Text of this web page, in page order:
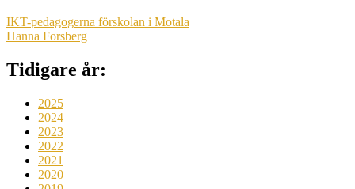
IKT-pedagogerna förskolan i Motala
Hanna Forsberg
Tidigare år:
2025
2024
2023
2022
2021
2020